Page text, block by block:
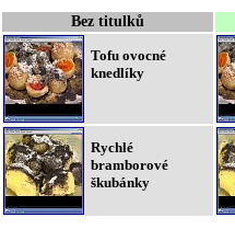
Bez titulků
Tofu ovocné
knedlíky
Rychlé
bramborové
škubánky